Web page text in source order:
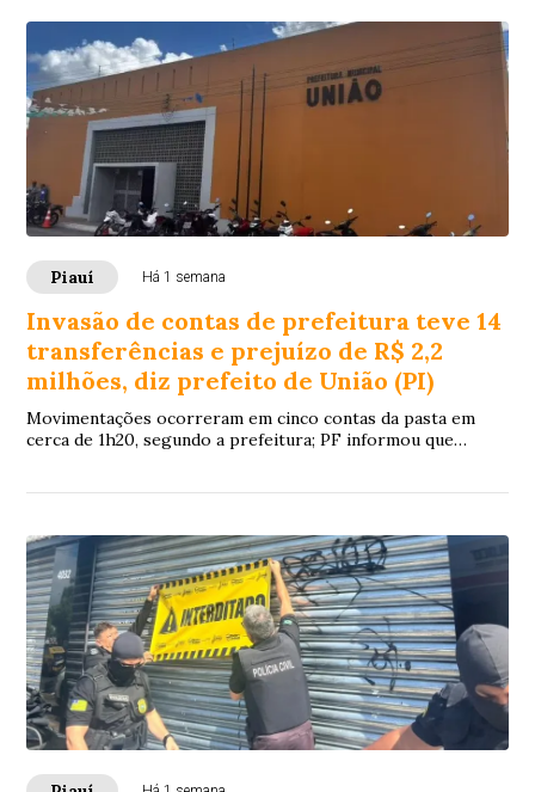
Piauí Há 1 semana
Invasão de contas de prefeitura teve 14
transferências e prejuízo de R$ 2,2
milhões, diz prefeito de União (PI)
Movimentações ocorreram em cinco contas da pasta em
cerca de 1h20, segundo a prefeitura; PF informou que